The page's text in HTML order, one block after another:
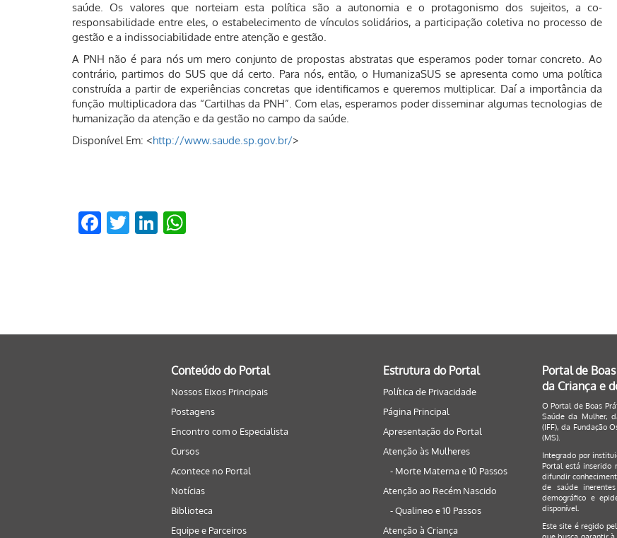
saúde. Os valores que norteiam esta política são a autonomia e o protagonismo dos sujeitos, a co-
responsabilidade entre eles, o estabelecimento de vínculos solidários, a participação coletiva no processo de
gestão e a indissociabilidade entre atenção e gestão.
A PNH não é para nós um mero conjunto de propostas abstratas que esperamos poder tornar concreto. Ao
contrário, partimos do SUS que dá certo. Para nós, então, o HumanizaSUS se apresenta como uma política
construída a partir de experiências concretas que identificamos e queremos multiplicar. Daí a importância da
função multiplicadora das “Cartilhas da PNH”. Com elas, esperamos poder disseminar algumas tecnologias de
humanização da atenção e da gestão no campo da saúde.
Disponível Em: <http://www.saude.sp.gov.br/>
Facebook
TwitterLinkedIn
Conteúdo do Portal
Nossos Eixos Principais
Postagens
Encontro com o Especialista
Cursos
Acontece no Portal
Notícias
Biblioteca
Equipe e Parceiros
Estrutura do Portal
Política de Privacidade
Página Principal
Apresentação do Portal
Atenção às Mulheres
- Morte Materna e 10 Passos
Atenção ao Recém Nascido
- Qualineo e 10 Passos
Atenção à Criança
Portal de
da Criança e
O Portal de Boas
Saúde da Mulher,
(IFF), da Fundação
(MS).
Integrado por
Portal está inserido
difundir
de saúde
demográfico e
disponível.
Este site é regido